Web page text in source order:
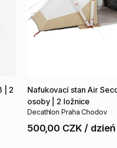
2
Nafukovací stan Air
osoby
2 ložnice
Decathlon Praha Chodov
500,00 CZK / dzień